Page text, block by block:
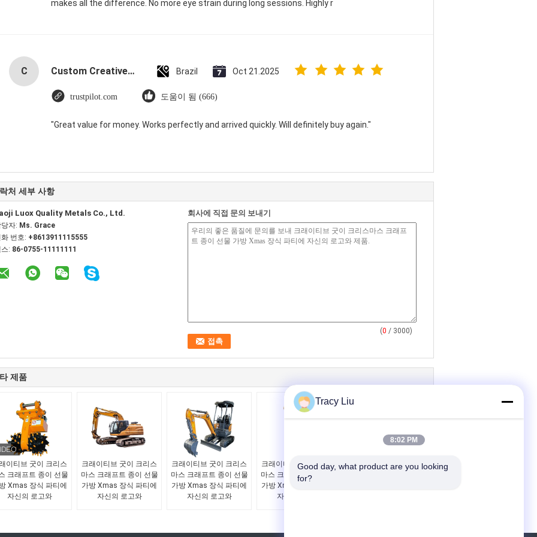
makes all the difference. No more eye strain during long sessions. Highly r
C Custom Creative Goodie Christmas Kraft Paper Gift Bag with Your Own Logo for Xmas Decorative Party Brazil Oct 21.2025
trustpilot.com 도움이 됨 (666)
"Great value for money. Works perfectly and arrived quickly. Will definitely buy again."
처 세부 사항
Luox Quality Metals Co., Ltd.
당자: Ms. Grace
화 번호: +8613911115555
: 86-0755-11111111
회사에 직접 문의 보내기
(0 / 3000)
제품
이티브 굿이 크리스
크래프트 종이 선물
Xmas 장식 파티에
자신의 로고와
크래이티브 굿이 크리스
마스 크래프트 종이 선물
가방 Xmas 장식 파티에
자신의 로고와
크래이티브 굿이 크리스
마스 크래프트 종이 선물
가방 Xmas 장식 파티에
자신의 로고와
크래이티브 굿이 크리스
마스 크래프트 종이 선물
가방 Xmas 장식 파티에
자신의 로고와
크래이티브 굿이 크리스
Tracy Liu
8:02 PM
Good day, what product are you looking
for?